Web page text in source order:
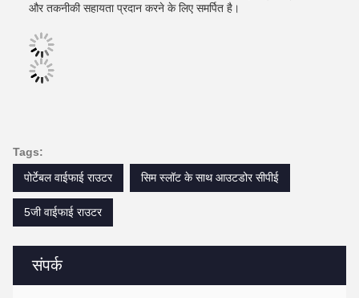
संपर्क
और तकनीकी सहायता प्रदान करने के लिए समर्पित है।
Tags:
पोर्टेबल वाईफाई राउटर
सिम स्लॉट के साथ आउटडोर सीपीई
5जी वाईफाई राउटर